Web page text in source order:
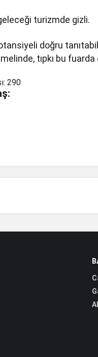
turizmde gizli.
doğru
tıpkı bu
290